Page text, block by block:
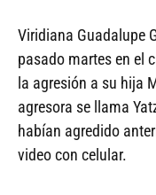
Viridiana Guadalupe
pasado martes en el
la agresión a su hija
agresora se llama
habían agredido
video con celular.